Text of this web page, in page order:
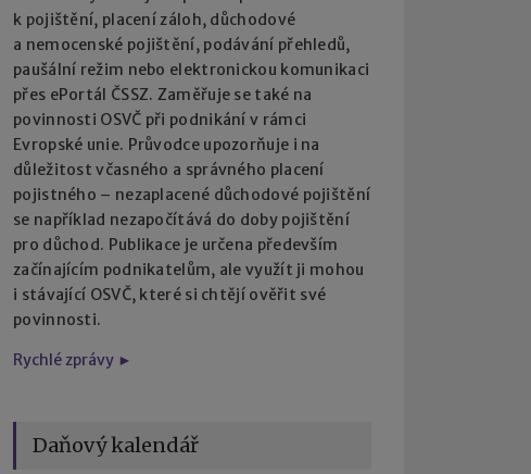
k pojištění, placení záloh, důchodové
a nemocenské pojištění, podávání přehledů,
paušální režim nebo elektronickou komunikaci
přes ePortál ČSSZ. Zaměřuje se také na
povinnosti OSVČ při podnikání v rámci
Evropské unie. Průvodce upozorňuje i na
důležitost včasného a správného placení
pojistného – nezaplacené důchodové pojištění
se například nezapočítává do doby pojištění
pro důchod. Publikace je určena především
začínajícím podnikatelům, ale využít ji mohou
i stávající OSVČ, které si chtějí ověřit své
povinnosti.
Rychlé zprávy ►
Daňový kalendář